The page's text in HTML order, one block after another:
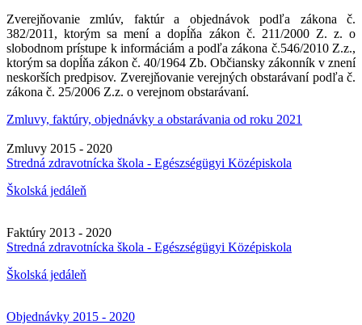
Zverejňovanie zmlúv, faktúr a objednávok podľa zákona č.
382/2011, ktorým sa mení a dopĺňa zákon č. 211/2000 Z. z. o
slobodnom prístupe k informáciám a podľa zákona č.546/2010 Z.z.,
ktorým sa dopĺňa zákon č. 40/1964 Zb. Občiansky zákonník v znení
neskorších predpisov. Zverejňovanie verejných obstarávaní podľa č.
zákona č. 25/2006 Z.z. o verejnom obstarávaní.
Zmluvy, faktúry, objednávky a obstarávania od roku 2021
Zmluvy 2015 - 2020
Stredná zdravotnícka škola - Egészségügyi Középiskola
Školská jedáleň
Faktúry 2013 - 2020
Stredná zdravotnícka škola - Egészségügyi Középiskola
Školská jedáleň
Objednávky 2015 - 2020